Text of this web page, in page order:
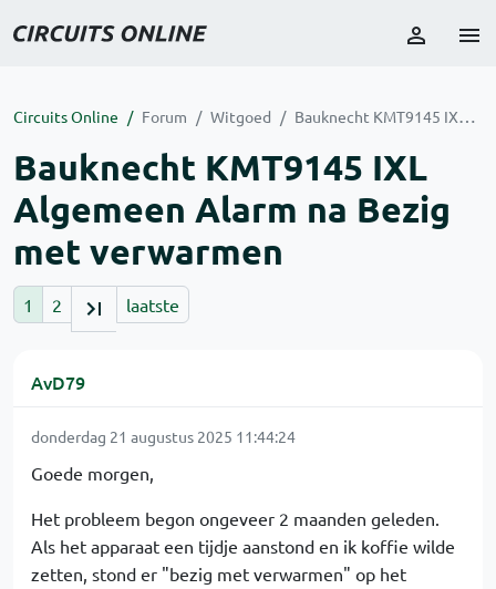
Circuits Online Forum Witgoed Bauknecht KMT9145 IXL Algemeen Alarm na Bezig met verwarmen
Bauknecht KMT9145 IXL
Algemeen Alarm na Bezig
met verwarmen
1 2 laatste
AvD79
donderdag 21 augustus 2025 11:44:24
Goede morgen,
Het probleem begon ongeveer 2 maanden geleden.
Als het apparaat een tijdje aanstond en ik koffie wilde
zetten, stond er "bezig met verwarmen" op het